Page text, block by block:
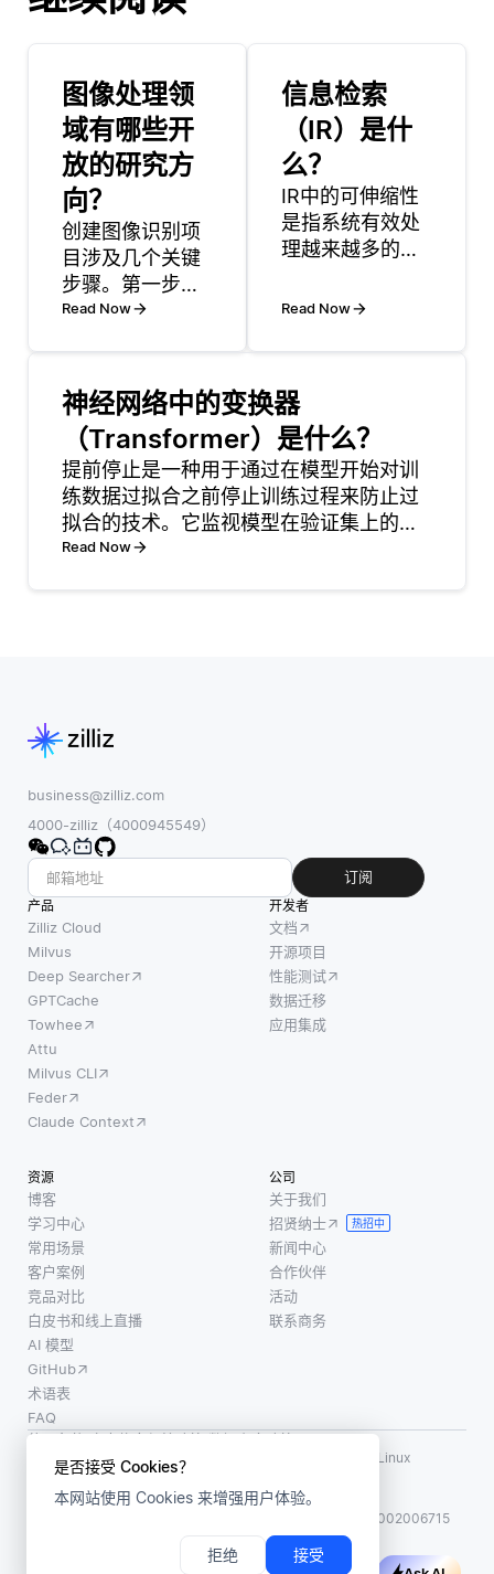
是否接受 Cookies？
本网站使用 Cookies 来增强用户体验。
拒绝 接受
图像处理领
域有哪些开
放的研究方
向？
创建图像识别项
目涉及几个关键
步骤。第一步是
定义问题并理解
分类为类别 (例
如，狗与猫) 或
检测图像中的对
象 (例如，街道
场景中的汽车)。
一旦问题被定
义，下一步就是
Read Now
信息检索
（IR）是什
么？
IR中的可伸缩性
是指系统有效处
理越来越多的数
能力。一个主要
快速检索时间而
方式对大型数据
集进行索引。随
着数据集的增
长，传统的索引
方法可能会变得
Read Now
神经网络中的变换器
（Transformer）是什么？
提前停止是一种用于通过在模型开始对训
练数据过拟合之前停止训练过程来防止过
拟合的技术。它监视模型在验证集上的性
能，并在验证错误停止改进或开始增加时
Read Now
business@zilliz.com
4000-zilliz（4000945549）
订阅
产品
Zilliz Cloud
Milvus
Deep Searcher
GPTCache
Towhee
Attu
Milvus CLI
Feder
Claude Context
开发者
文档
开源项目
性能测试
数据迁移
应用集成
资源
博客
学习中心
常用场景
客户案例
竞品对比
白皮书和线上直播
AI 模型
GitHub
术语表
FAQ
公司
关于我们
招贤纳士
热招中
新闻中心
合作伙伴
活动
联系商务
使用条款·个人信息保护政策·数据安全政策
LF AI、LF AI & Data、Milvus，以及相关的开源项目名称为 Linux
Foundation 所有商标
版权所有 ©2026 上海赜睿信息科技有限公司保留所有权利
沪公网安备31011002006715